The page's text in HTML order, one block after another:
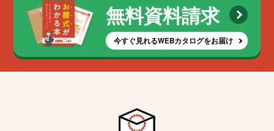
無料資料請求
今すぐ見れるWEBカタログをお届け